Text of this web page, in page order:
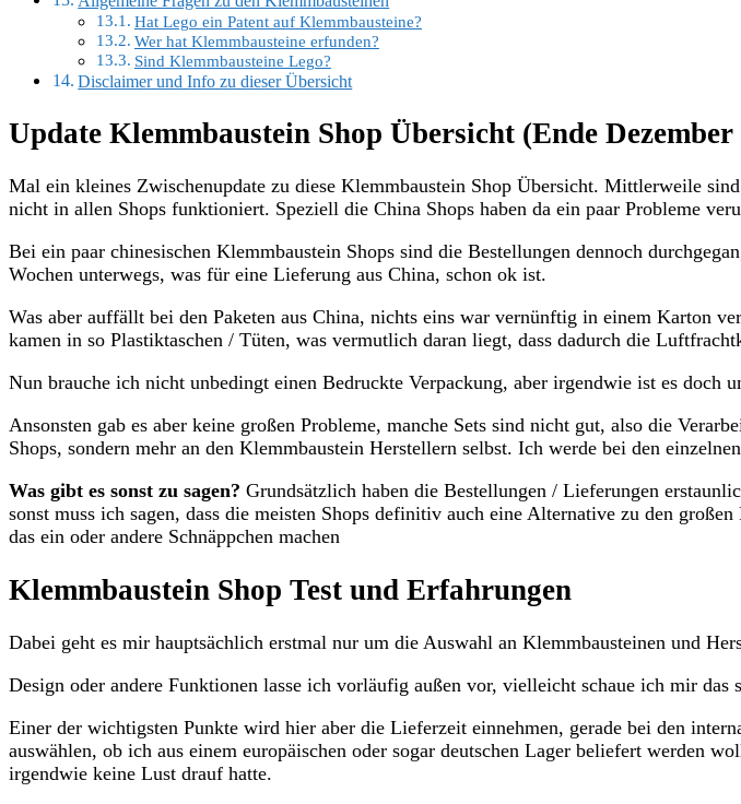
Hat Lego ein Patent auf Klemmbausteine?
Wer hat Klemmbausteine erfunden?
Sind Klemmbausteine Lego?
Disclaimer und Info zu dieser Übersicht
Update Klemmbaustein Shop Übersicht (Ende Dezember
Mal ein kleines Zwischenupdate zu diese Klemmbaustein Shop Übersicht. Mittlerweile
nicht in allen Shops funktioniert. Speziell die China Shops haben da ein paar Probleme
Bei ein paar chinesischen Klemmbaustein Shops sind die Bestellungen dennoch
Wochen unterwegs, was für eine Lieferung aus China, schon ok ist.
Was aber auffällt bei den Paketen aus China, nichts eins war vernünftig in einem Karton
kamen in so Plastiktaschen / Tüten, was vermutlich daran liegt, dass dadurch die
Nun brauche ich nicht unbedingt einen Bedruckte Verpackung, aber irgendwie ist es
Ansonsten gab es aber keine großen Probleme, manche Sets sind nicht gut, also die
Shops, sondern mehr an den Klemmbaustein Herstellern selbst. Ich werde bei den
Was gibt es sonst zu sagen? Grundsätzlich haben die Bestellungen / Lieferungen
sonst muss ich sagen, dass die meisten Shops definitiv auch eine Alternative zu den
das ein oder andere Schnäppchen machen
Klemmbaustein Shop Test und Erfahrungen
Dabei geht es mir hauptsächlich erstmal nur um die Auswahl an Klemmbausteinen und
Design oder andere Funktionen lasse ich vorläufig außen vor, vielleicht schaue ich mir das
Einer der wichtigsten Punkte wird hier aber die Lieferzeit einnehmen, gerade bei den
auswählen, ob ich aus einem europäischen oder sogar deutschen Lager beliefert werden
irgendwie keine Lust drauf hatte.